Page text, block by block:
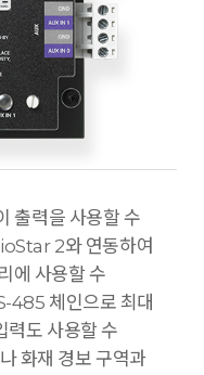
력을 사용할 수
2와 연동하여
에 사용할 수
485 체인으로 최대
력도 사용할 수
화재 경보 구역과